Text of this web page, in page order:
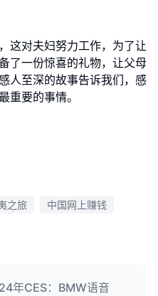
这对夫妇努力工作，为了让
了一份惊喜的礼物，让父母
人至深的故事告诉我们，感
重要的事情。
之旅
中国网上赚钱
年CES：BMW语音